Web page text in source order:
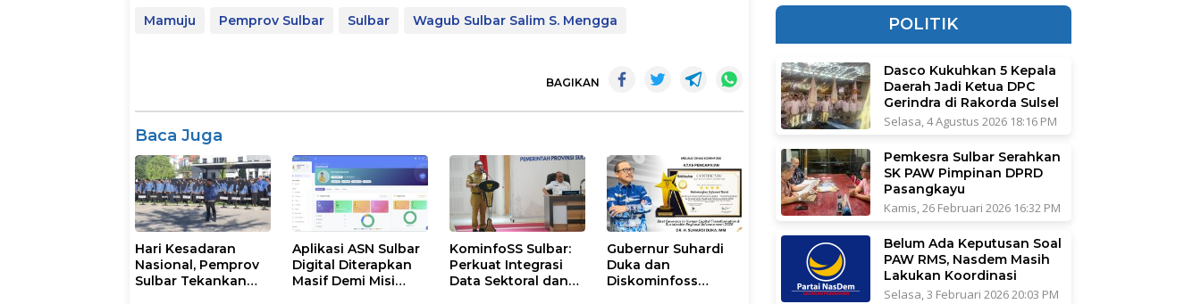
Mamuju Pemprov Sulbar Sulbar Wagub Sulbar Salim S. Mengga
BAGIKAN
Baca Juga
Hari Kesadaran
Nasional, Pemprov
Sulbar Tekankan
Aplikasi ASN Sulbar
Digital Diterapkan
Masif Demi Misi
KominfoSS Sulbar:
Perkuat Integrasi
Data Sektoral dan
Gubernur Suhardi
Duka dan
Diskominfoss
POLITIK
Dasco Kukuhkan 5 Kepala
Daerah Jadi Ketua DPC
Gerindra di Rakorda Sulsel
Selasa, 4 Agustus 2026 18:16 PM
Pemkesra Sulbar Serahkan
SK PAW Pimpinan DPRD
Pasangkayu
Kamis, 26 Februari 2026 16:32 PM
Belum Ada Keputusan Soal
PAW RMS, Nasdem Masih
Lakukan Koordinasi
Selasa, 3 Februari 2026 20:03 PM